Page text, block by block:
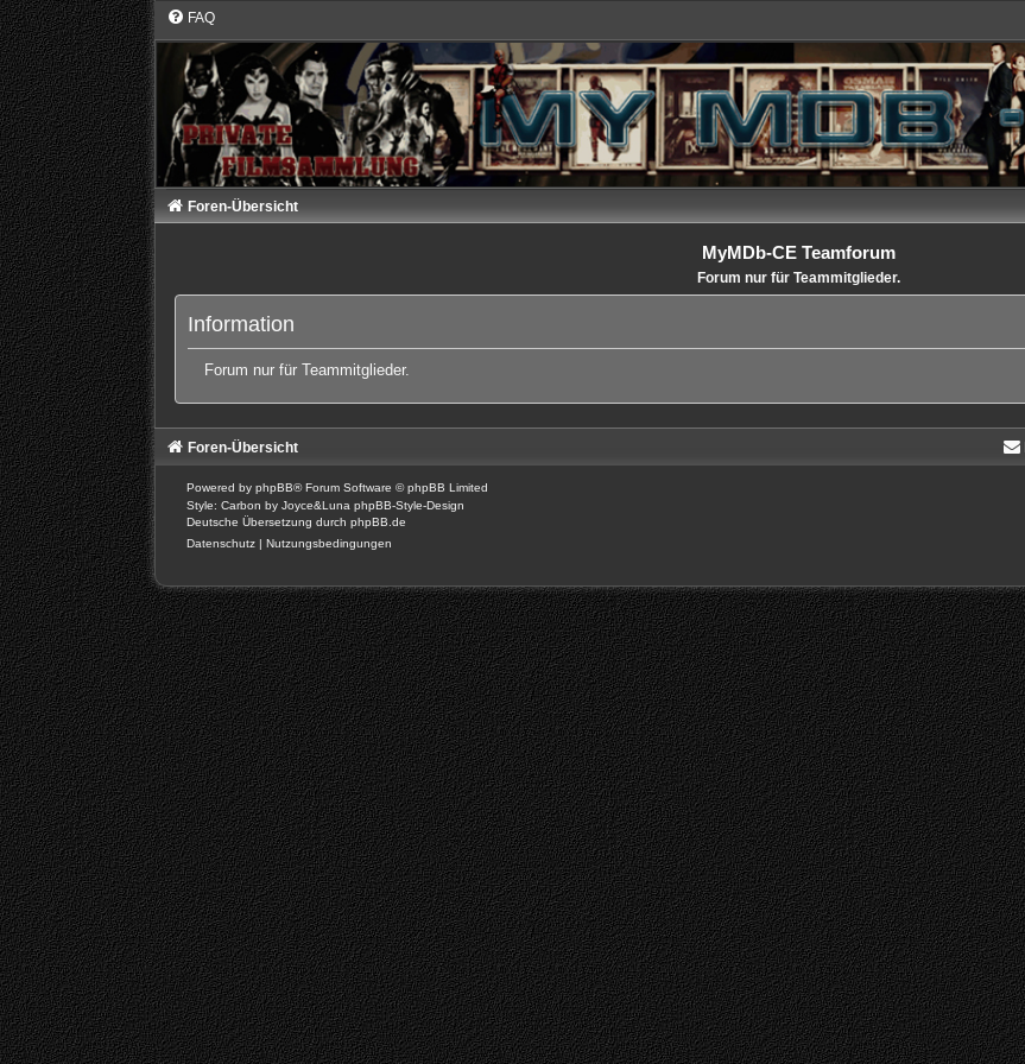
FAQ
Foren-Übersicht
MyMDb-CE Teamforum
Forum nur für Teammitglieder.
Information
Forum nur für Teammitglieder.
Foren-Übersicht
Powered by phpBB® Forum Software © phpBB Limited
Style: Carbon by Joyce&Luna phpBB-Style-Design
Deutsche Übersetzung durch phpBB.de
Datenschutz | Nutzungsbedingungen